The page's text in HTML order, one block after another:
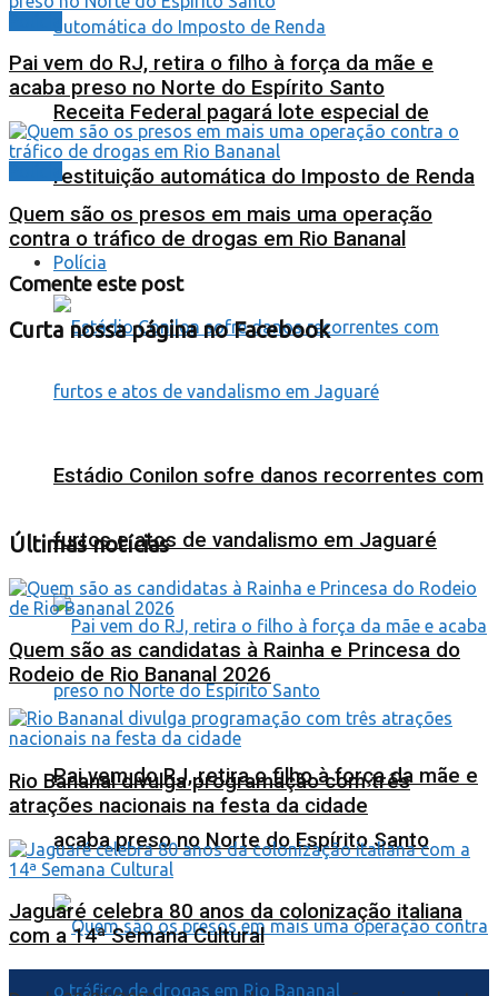
Receita Federal pagará lote especial de
restituição automática do Imposto de Renda
Polícia
Estádio Conilon sofre danos recorrentes com
furtos e atos de vandalismo em Jaguaré
Pai vem do RJ, retira o filho à força da mãe e
acaba preso no Norte do Espírito Santo
Pai vem do RJ, retira o filho à força da mãe e
acaba preso no Norte do Espírito Santo
Quem são os presos em mais uma operação
contra o tráfico de drogas em Rio Bananal
Comente este post
Curta nossa página no Facebook
Últimas notícias
Quem são as candidatas à Rainha e Princesa do
Rodeio de Rio Bananal 2026
Rio Bananal divulga programação com três
atrações nacionais na festa da cidade
Jaguaré celebra 80 anos da colonização italiana
com a 14ª Semana Cultural